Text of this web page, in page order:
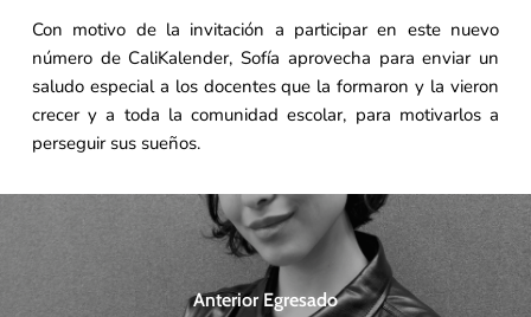
Con motivo de la invitación a participar en este nuevo
número de CaliKalender, Sofía aprovecha para enviar un
saludo especial a los docentes que la formaron y la vieron
crecer y a toda la comunidad escolar, para motivarlos a
perseguir sus sueños.
Anterior Egresado